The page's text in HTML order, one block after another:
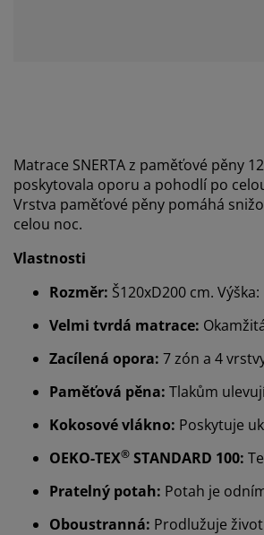
Matrace SNERTA z paměťové pěny
poskytovala oporu a pohodlí po
Vrstva paměťové pěny pomáhá
celou noc.
Vlastnosti
Rozměr: Š120xD200 cm.
Velmi tvrdá matrace:
Zacílená opora: 7 zón a 4
Paměťová pěna: Tlakům
Kokosové vlákno: Poskytuje
OEKO-TEX® STANDARD 100:
Pratelný potah: Potah je
Oboustranná: Prodlužuje